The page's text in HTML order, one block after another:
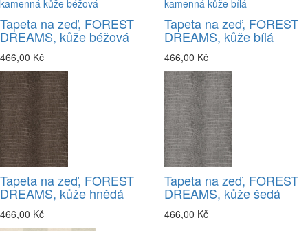
Tapeta na zeď, FOREST
DREAMS, kůže béžová
466,00 Kč
Tapeta na zeď, FOREST
DREAMS, kůže bílá
466,00 Kč
Tapeta na zeď, FOREST
DREAMS, kůže hnědá
466,00 Kč
Tapeta na zeď, FOREST
DREAMS, kůže šedá
466,00 Kč